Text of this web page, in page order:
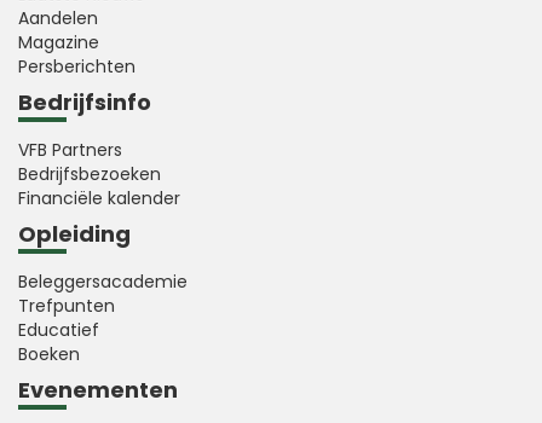
Aandelen
Magazine
Persberichten
Bedrijfsinfo
VFB Partners
Bedrijfsbezoeken
Financiële kalender
Opleiding
Beleggersacademie
Trefpunten
Educatief
Boeken
Evenementen